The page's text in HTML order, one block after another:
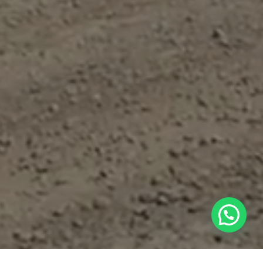
Open chat
Transportes Hagemsa
Hola 👋
¿Cómo te podemos ayudar?